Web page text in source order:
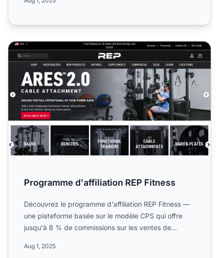
Programme d'affiliation REP Fitness
Programme d'affiliation REP Fitness
Découvrez le programme d'affiliation REP Fitness —
une plateforme basée sur le modèle CPS qui offre
jusqu'à 8 % de commissions sur les ventes de
Aug 1, 2025